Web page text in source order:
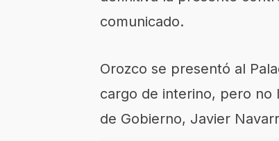
comunicado.
Orozco se presentó al
cargo de interino, pero no
de Gobierno, Javier